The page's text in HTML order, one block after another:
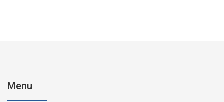
Menu